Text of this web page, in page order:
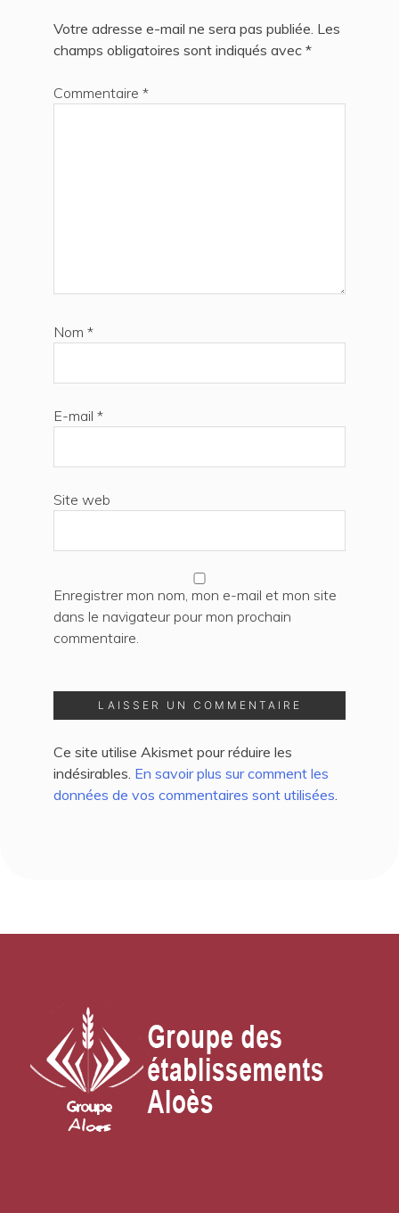
Votre adresse e-mail ne sera pas publiée. Les
champs obligatoires sont indiqués avec *
Commentaire *
Nom *
E-mail *
Site web
Enregistrer mon nom, mon e-mail et mon site
dans le navigateur pour mon prochain
commentaire.
Ce site utilise Akismet pour réduire les
indésirables. En savoir plus sur comment les
données de vos commentaires sont utilisées